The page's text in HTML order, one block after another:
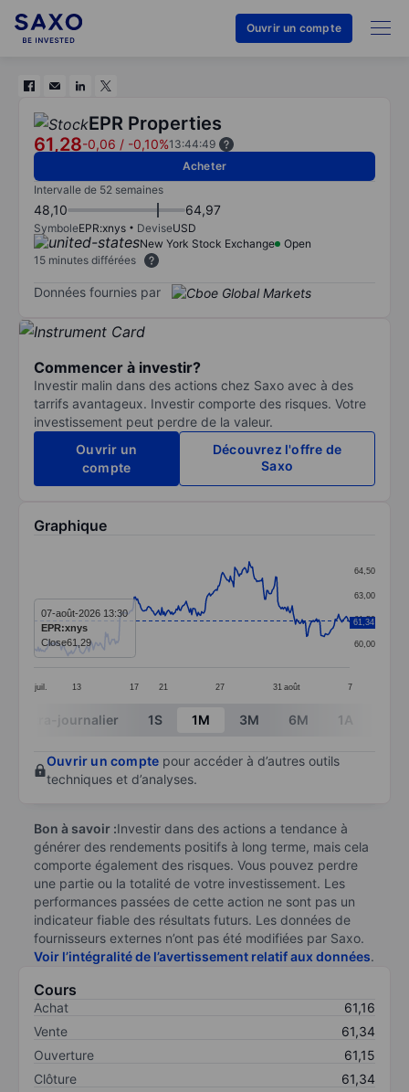
Ouvrir un compte
EPR Properties
61,28-0,06 / -0,10%13:44:49
Acheter
Intervalle de 52 semaines
48,10 64,97
SymboleEPR:xnys DeviseUSD
New York Stock Exchange
Open
15 minutes différées
Données fournies par
Commencer à investir?
Investir malin dans des actions chez Saxo avec à des
tarrifs avantageux. Investir comporte des risques. Votre
investissement peut perdre de la valeur.
Ouvrir un
compte
Découvrez l'offre de
Saxo
Graphique
Line chart with 287 data points.
The chart has 1 X axis displaying categories.
The chart has 1 Y axis displaying values. Data
juil. 13 17 21 27 31 août 7
60,00
61,50
63,00
64,50
61,34
07-août-2026 13:30
EPR:xnys
Close61,29
End of interactive chart.
Intra-journalier 1S 1M 3M 6M 1A
Ouvrir un compte pour accéder à d’autres outils
techniques et d’analyses.
Bon à savoir :Investir dans des actions a tendance à
générer des rendements positifs à long terme, mais cela
comporte également des risques. Vous pouvez perdre
une partie ou la totalité de votre investissement. Les
performances passées de cette action ne sont pas un
indicateur fiable des résultats futurs. Les données de
fournisseurs externes n’ont pas été modifiées par Saxo.
Voir l’intégralité de l’avertissement relatif aux données.
Cours
Achat
61,16
Vente
61,34
Ouverture
61,15
Clôture
61,34